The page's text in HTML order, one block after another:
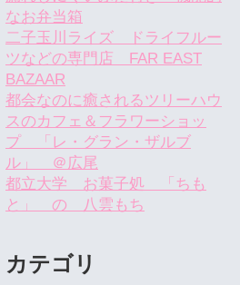
なお弁当箱
二子玉川ライズ ドライフルー
ツなどの専門店 FAR EAST
BAZAAR
都会なのに癒されるツリーハウ
スのカフェ＆フラワーショッ
プ 「レ・グラン・ザルブ
ル」 ＠広尾
都立大学 お菓子処 「ちも
と」 の 八雲もち
カテゴリ